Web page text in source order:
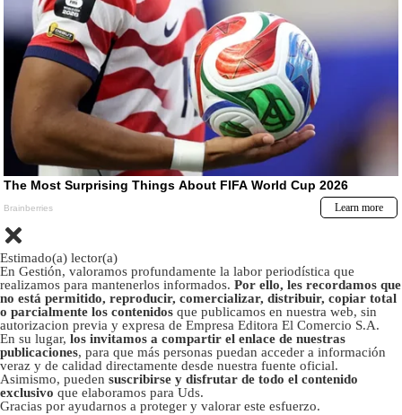
Estimado(a) lector(a)
En Gestión, valoramos profundamente la labor periodística que
realizamos para mantenerlos informados. Por ello, les recordamos que
no está permitido, reproducir, comercializar, distribuir, copiar total
o parcialmente los contenidos que publicamos en nuestra web, sin
autorizacion previa y expresa de Empresa Editora El Comercio S.A.
En su lugar, los invitamos a compartir el enlace de nuestras
publicaciones, para que más personas puedan acceder a información
veraz y de calidad directamente desde nuestra fuente oficial.
Asimismo, pueden suscribirse y disfrutar de todo el contenido
exclusivo que elaboramos para Uds.
Gracias por ayudarnos a proteger y valorar este esfuerzo.